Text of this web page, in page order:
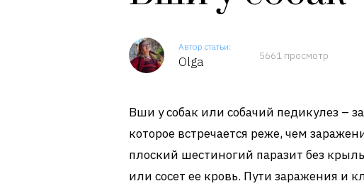
Автор статьи:
Olga 5661 просмотр
Вши у собак или собачий педикулез –
которое встречается реже, чем
плоский шестиногий паразит без
или сосет ее кровь. Пути заражения и